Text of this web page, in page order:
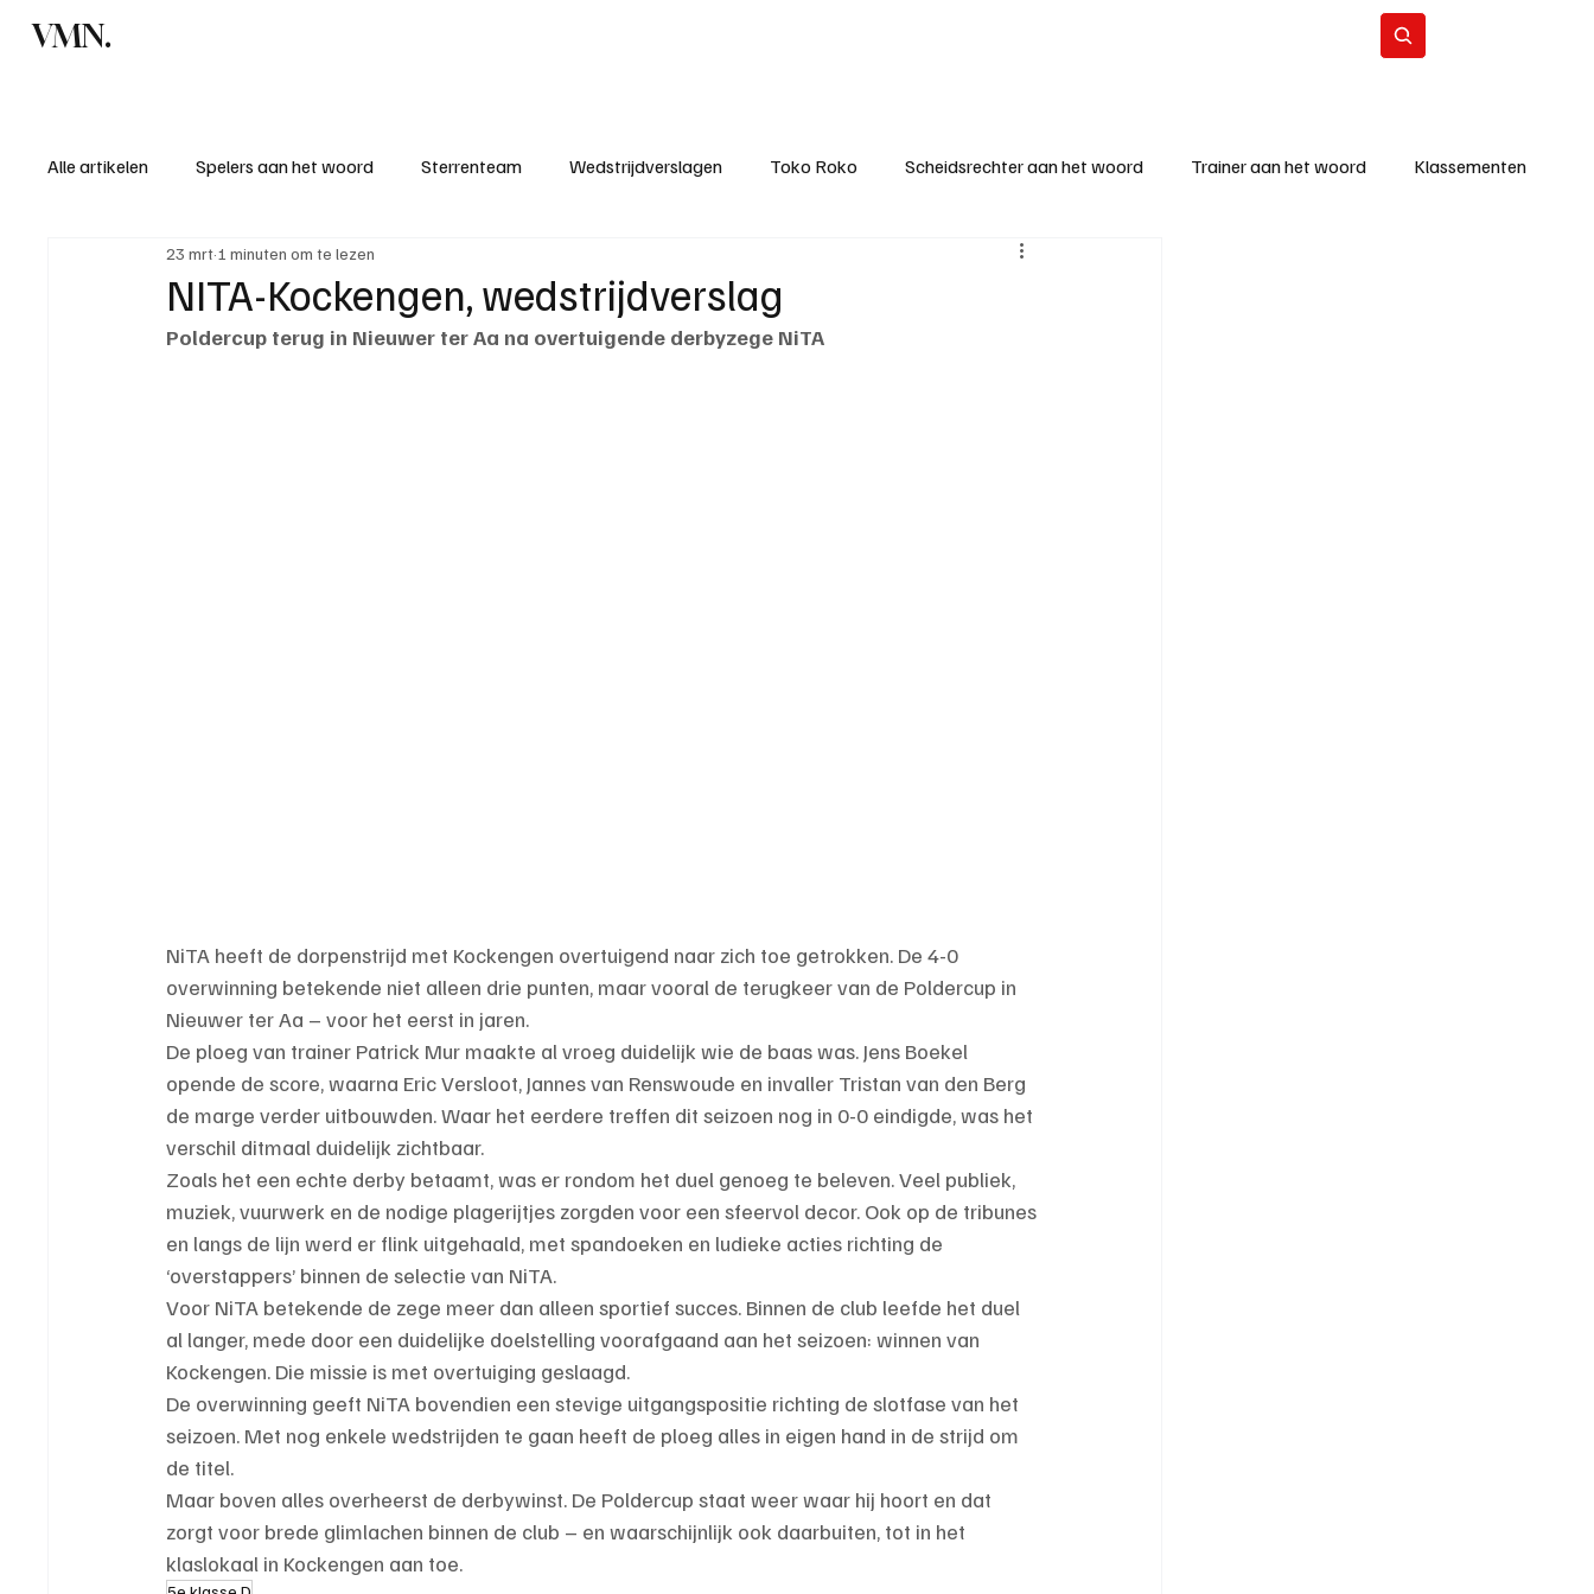
VMN.
Alle artikelen Spelers aan het woord Sterrenteam Wedstrijdverslagen Toko Roko Scheidsrechter aan het woord Trainer aan het woord Klassementen
Standen & uitslagen KM - Meest sportieve ploeg KM - Topscorer van het seizoen
KM - Meest scorende ploeg Ster van de week Het gesprek
NITA-Kockengen, wedstrijdverslag
23 mrt 1 minuten om te lezen
Poldercup terug in Nieuwer ter Aa na overtuigende derbyzege NiTA
NiTA heeft de dorpenstrijd met Kockengen overtuigend naar zich toe getrokken. De 4-0
overwinning betekende niet alleen drie punten, maar vooral de terugkeer van de Poldercup in
Nieuwer ter Aa – voor het eerst in jaren.
De ploeg van trainer Patrick Mur maakte al vroeg duidelijk wie de baas was. Jens Boekel
opende de score, waarna Eric Versloot, Jannes van Renswoude en invaller Tristan van den Berg
de marge verder uitbouwden. Waar het eerdere treffen dit seizoen nog in 0-0 eindigde, was het
verschil ditmaal duidelijk zichtbaar.
Zoals het een echte derby betaamt, was er rondom het duel genoeg te beleven. Veel publiek,
muziek, vuurwerk en de nodige plagerijtjes zorgden voor een sfeervol decor. Ook op de tribunes
en langs de lijn werd er flink uitgehaald, met spandoeken en ludieke acties richting de
‘overstappers’ binnen de selectie van NiTA.
Voor NiTA betekende de zege meer dan alleen sportief succes. Binnen de club leefde het duel
al langer, mede door een duidelijke doelstelling voorafgaand aan het seizoen: winnen van
Kockengen. Die missie is met overtuiging geslaagd.
De overwinning geeft NiTA bovendien een stevige uitgangspositie richting de slotfase van het
seizoen. Met nog enkele wedstrijden te gaan heeft de ploeg alles in eigen hand in de strijd om
de titel.
Maar boven alles overheerst de derbywinst. De Poldercup staat weer waar hij hoort en dat
zorgt voor brede glimlachen binnen de club – en waarschijnlijk ook daarbuiten, tot in het
klaslokaal in Kockengen aan toe.